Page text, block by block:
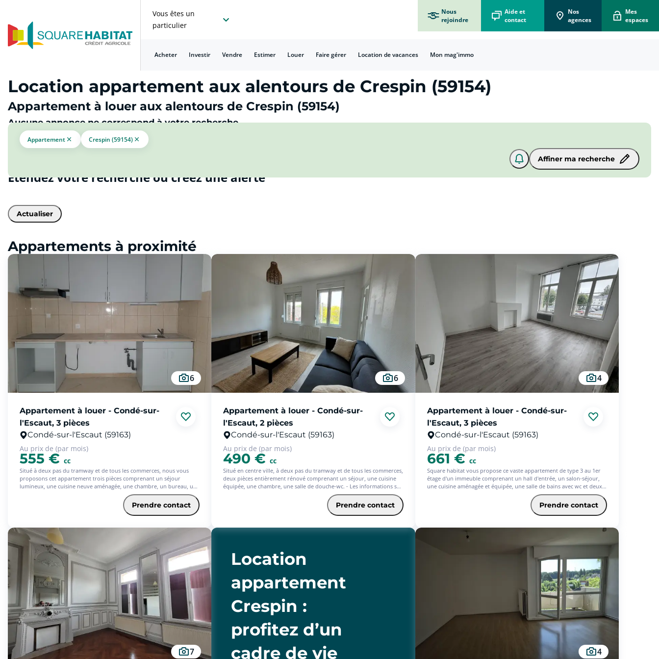
Vous êtes un
particulier
Nous
rejoindre
Aide et
contact
Nos
agences
Mes
espaces
Acheter Investir Vendre Estimer Louer Faire gérer Location de vacances Mon mag'immo
Location appartement aux alentours de Crespin (59154)
Appartement à louer aux alentours de Crespin (59154)
Aucune annonce ne correspond à votre recherche
Appartement Crespin (59154)
Affiner ma recherche
Étendez votre recherche ou créez une alerte
Actualiser
Appartements à proximité
6
Appartement à louer - Condé-sur-
l'Escaut, 3 pièces
Condé-sur-l'Escaut (59163)
Au prix de (par mois)
555 € cc
Situé à deux pas du tramway et de tous les commerces, nous vous
proposons cet appartement trois pièces comprenant un séjour
lumineux, une cuisine neuve aménagée, une chambre, un bureau, une
salle de bains, wc. - Les informations sur les risques auxquels ce bien
est exposé sont disponibles sur le site Géorisques :Prendre contact
6
Appartement à louer - Condé-sur-
l'Escaut, 2 pièces
Condé-sur-l'Escaut (59163)
Au prix de (par mois)
490 €cc
Situé en centre ville, à deux pas du tramway et de tous les commerces,
deux pièces entièrement rénové comprenant un séjour, une cuisine
équipée, une chambre, une salle de douche-wc. - Les informations sur
les risques auxquels ce bien est exposé sont disponibles sur le site
Prendre contact
4
Appartement à louer - Condé-sur-
l'Escaut, 3 pièces
Condé-sur-l'Escaut (59163)
Au prix de (par mois)
661 € cc
Square habitat vous propose ce vaste appartement de type 3 au 1er
étage d'un immeuble comprenant un hall d'entrée, un salon-séjour,
une cuisine aménagée et équipée, une salle de bains avec wc et deux
chambres. - Les informations sur les risques auxquels ce bien est
exposé sont disponibles sur le site Géorisques :Prendre contact
7
Location
appartement
Crespin :
profitez d’un
cadre de vie
4